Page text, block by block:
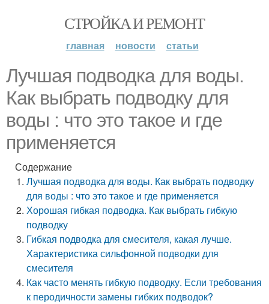
СТРОЙКА И РЕМОНТ
главная новости статьи
Лучшая подводка для воды.
Как выбрать подводку для
воды : что это такое и где
применяется
Содержание
Лучшая подводка для воды. Как выбрать подводку
для воды : что это такое и где применяется
Хорошая гибкая подводка. Как выбрать гибкую
подводку
Гибкая подводка для смесителя, какая лучше.
Характеристика сильфонной подводки для
смесителя
Как часто менять гибкую подводку. Если требования
к перодичности замены гибких подводок?